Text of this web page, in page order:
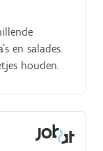
en salades.
houden.